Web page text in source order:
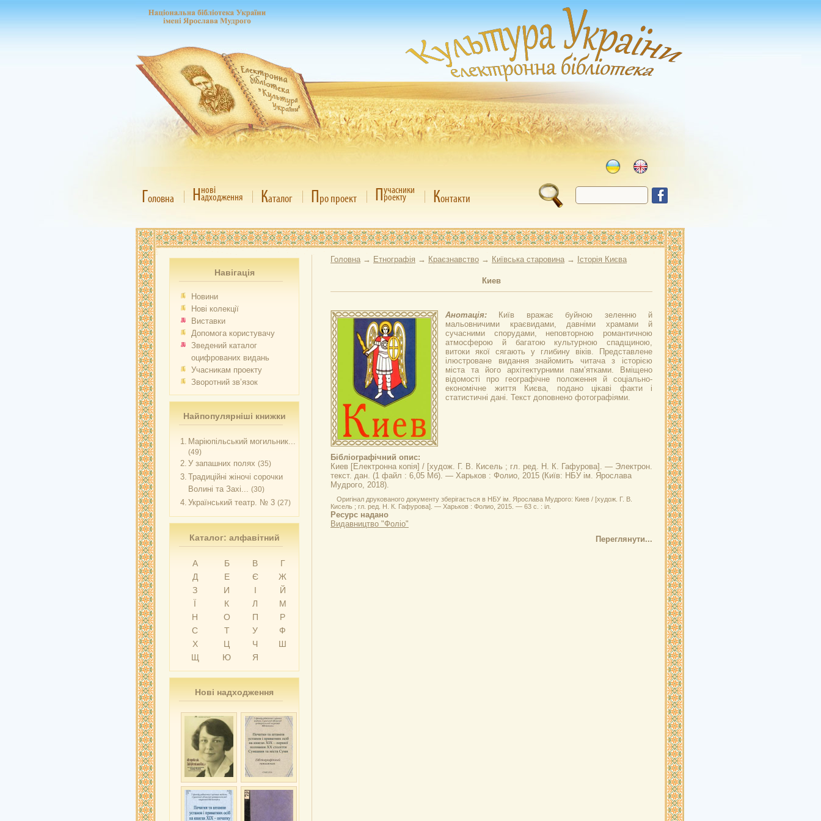
Головна Ннові
адходження Каталог Про проект Пучасники
роекту Контакти
Навігація
Новини
Нові колекції
Виставки
Допомога користувачу
Зведений каталог
оцифрованих видань
Учасникам проекту
Зворотний зв’язок
Найпопулярніші книжки
1. Маріюпільський могильник...
(49)
2. У запашних полях (35)
3. Традиційні жіночі сорочки
Волині та Захі... (30)
4. Український театр. № 3 (27)
Каталог: алфавітний
А Б В
Г
Д
Е Є
Ж
З
И І
Й
Ї
К Л
М
Н
О П
Р
С
Т У
Ф
Х
Ц Ч
Ш
Щ
Ю Я
Нові надходження
Головна → Етнографія → Краєзнавство → Київська старовина → Історія Києва
Киев
Анотація:
Київ вражає буйною зеленню й
мальовничими краєвидами, давніми храмами й
сучасними спорудами, неповторною романтичною
атмосферою й багатою культурною спадщиною,
витоки якої сягають у глибину віків. Представлене
ілюстроване видання знайомить читача з історією
міста та його архітектурними пам’ятками. Вміщено
відомості про географічне положення й соціально-
економічне життя Києва, подано цікаві факти і
статистичні дані. Текст доповнено фотографіями.
Бібліографічний опис:
Киев [Електронна копія] / [худож. Г. В. Кисель ; гл. ред. Н. К. Гафурова]. — Электрон.
текст. дан. (1 файл : 6,05 Мб). — Харьков : Фолио, 2015 (Київ: НБУ ім. Ярослава
Мудрого, 2018).
Оригінал друкованого документу зберігається в НБУ ім. Ярослава Мудрого: Киев / [худож. Г. В.
Кисель ; гл. ред. Н. К. Гафурова]. — Харьков : Фолио, 2015. — 63 с. : іл.
Ресурс надано
Видавництво "Фоліо"
Переглянути...